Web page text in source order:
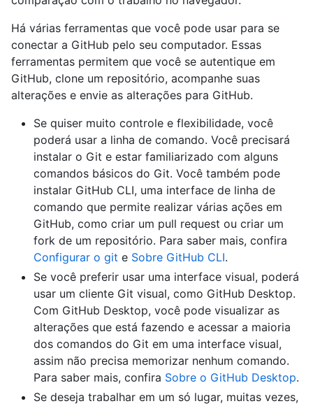
Há várias ferramentas que você pode usar para se
conectar a GitHub pelo seu computador. Essas
ferramentas permitem que você se autentique em
GitHub, clone um repositório, acompanhe suas
alterações e envie as alterações para GitHub.
Se quiser muito controle e flexibilidade, você
poderá usar a linha de comando. Você precisará
instalar o Git e estar familiarizado com alguns
comandos básicos do Git. Você também pode
instalar GitHub CLI, uma interface de linha de
comando que permite realizar várias ações em
GitHub, como criar um pull request ou criar um
fork de um repositório. Para saber mais, confira
Configurar o git e Sobre GitHub CLI.
Se você preferir usar uma interface visual, poderá
usar um cliente Git visual, como GitHub Desktop.
Com GitHub Desktop, você pode visualizar as
alterações que está fazendo e acessar a maioria
dos comandos do Git em uma interface visual,
assim não precisa memorizar nenhum comando.
Para saber mais, confira Sobre o GitHub Desktop.
Se deseja trabalhar em um só lugar, muitas vezes,